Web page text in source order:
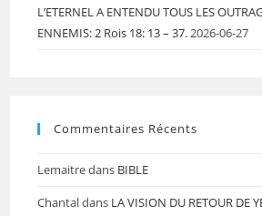
L’ETERNEL A ENTENDU TOUS LES
ENNEMIS: 2 Rois 18: 13 – 37.2026-06-27
Commentaires Récents
Lemaitredans BIBLE
Chantaldans LA VISION DU RETOUR DE